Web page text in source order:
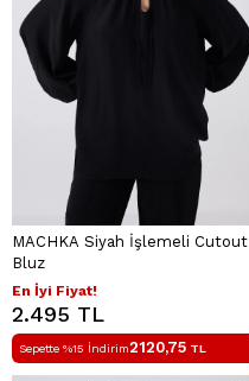
MACHKA Siyah İşlemeli Cutout
Bluz
En İyi Fiyat!
2.495 TL
Sepette %15 İndirim2120,75 TL